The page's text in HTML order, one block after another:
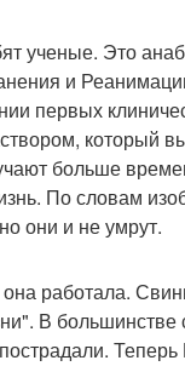
ученые. Это
и
первых
который
больше
По словам
они и не умрут.
работала.
В большинстве